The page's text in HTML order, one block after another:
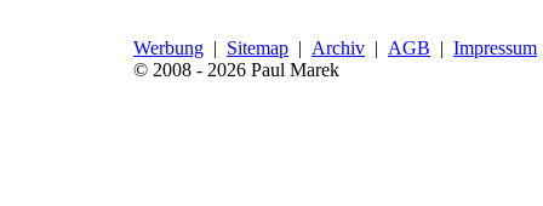
Werbung | Sitemap | Archiv | AGB | Impressum
© 2008 - 2026 Paul Marek